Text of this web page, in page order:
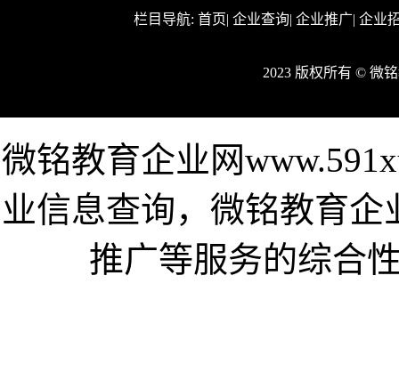
栏目导航: 首页| 企业查询| 企业推广| 企业
2023 版权所有 © 微
微铭教育企业网
业信息查询，微铭教育
推广等服务的综合